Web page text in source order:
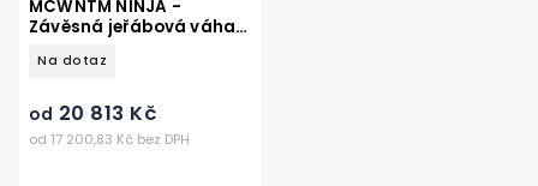
MCWNTM NINJA -
Závěsná jeřábová váha 1
OBCHODNÍ
Na dotaz
od 17 200,83 Kč bez DPH
od 20 813 Kč